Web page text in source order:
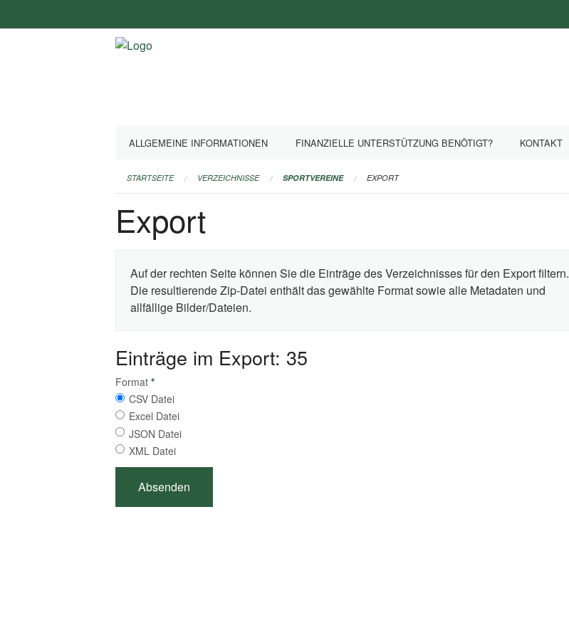
überspringen
ALLGEMEINE INFORMATIONEN FINANZIELLE UNTERSTÜTZUNG BENÖTIGT? KONTAKT
STARTSEITE VERZEICHNISSE SPORTVEREINE EXPORT
Export
Auf der rechten Seite können Sie die Einträge des Verzeichnisses für den Export filtern.
Die resultierende Zip-Datei enthält das gewählte Format sowie alle Metadaten und
allfällige Bilder/Dateien.
Einträge im Export: 35
Format *
CSV Datei
Excel Datei
JSON Datei
XML Datei